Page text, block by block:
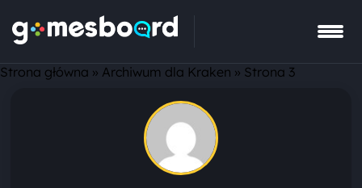
Strona główna » Archiwum dla Kraken » Strona 3